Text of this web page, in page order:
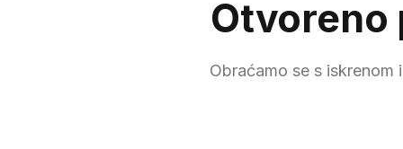
Otvoreno
Obraćamo se s